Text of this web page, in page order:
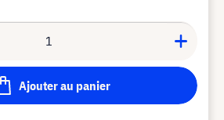
Ajouter au panier